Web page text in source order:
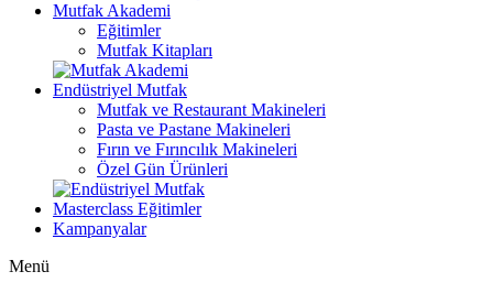
Mutfak Akademi
Eğitimler
Mutfak Kitapları
Endüstriyel Mutfak
Mutfak ve Restaurant Makineleri
Pasta ve Pastane Makineleri
Fırın ve Fırıncılık Makineleri
Özel Gün Ürünleri
Masterclass Eğitimler
Kampanyalar
Menü